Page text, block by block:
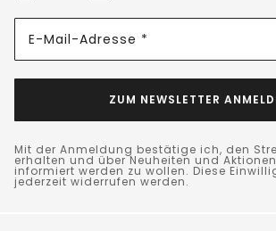
E-Mail-Adresse *
ZUM NEWSLETTER
Mit der Anmeldung bestätige ich, den
erhalten und über Neuheiten und
informiert werden zu wollen. Diese
jederzeit widerrufen werden.